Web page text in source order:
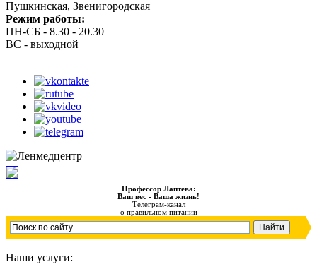
Пушкинская, Звенигородская
Режим работы:
ПН-СБ - 8.30 - 20.30
ВС - выходной
Профессор Лаптева:
Ваш вес - Ваша жизнь!
Телеграм-канал
о правильном питании
Наши услуги: